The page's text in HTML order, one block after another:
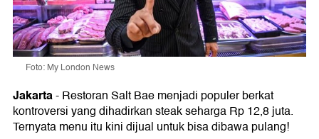
Foto: My London News
Jakarta-Restoran Salt Bae menjadi populer berkat
kontroversi yang dihadirkan steak seharga Rp 12,8 juta.
Ternyata menu itu kini dijual untuk bisa dibawa pulang!